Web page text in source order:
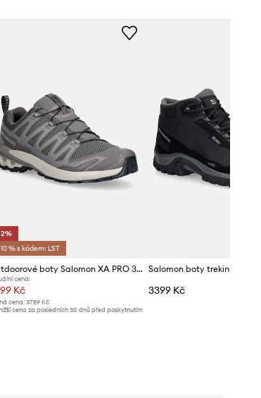
% s kódem: LST
Outdoorové boty Salomon XA PRO 3D V9
cena:
Kč
cena:3789 Kč
cena za posledních 30 dnů před poskytnutím
3399 Kč